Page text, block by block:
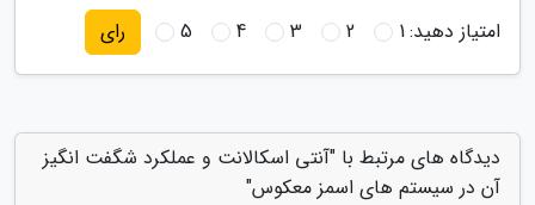
امتیاز دهید:1
2
3
4
5 رای
دیدگاه های مرتبط با "آنتی اسکالانت و عملکرد شگفت انگیز
آن در سیستم های اسمز معکوس"